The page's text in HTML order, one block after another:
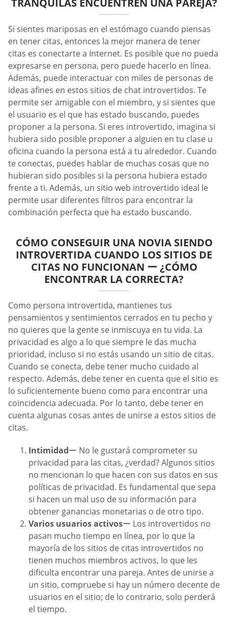
TRANQUILAS ENCUENTREN UNA PAREJA?
Si sientes mariposas en el estómago cuando piensas
en tener citas, entonces la mejor manera de tener
citas es conectarte a Internet. Es posible que no pueda
expresarse en persona, pero puede hacerlo en línea.
Además, puede interactuar con miles de personas de
ideas afines en estos sitios de chat introvertidos. Te
permite ser amigable con el miembro, y si sientes que
el usuario es el que has estado buscando, puedes
proponer a la persona. Si eres introvertido, imagina si
hubiera sido posible proponer a alguien en tu clase u
oficina cuando la persona está a tu alrededor. Cuando
te conectas, puedes hablar de muchas cosas que no
hubieran sido posibles si la persona hubiera estado
frente a ti. Además, un sitio web introvertido ideal le
permite usar diferentes filtros para encontrar la
combinación perfecta que ha estado buscando.
CÓMO CONSEGUIR UNA NOVIA SIENDO
INTROVERTIDA CUANDO LOS SITIOS DE
CITAS NO FUNCIONAN ー ¿CÓMO
ENCONTRAR LA CORRECTA?
Como persona introvertida, mantienes tus
pensamientos y sentimientos cerrados en tu pecho y
no quieres que la gente se inmiscuya en tu vida. La
privacidad es algo a lo que siempre le das mucha
prioridad, incluso si no estás usando un sitio de citas.
Cuando se conecta, debe tener mucho cuidado al
respecto. Además, debe tener en cuenta que el sitio es
lo suficientemente bueno como para encontrar una
coincidencia adecuada. Por lo tanto, debe tener en
cuenta algunas cosas antes de unirse a estos sitios de
citas.
Intimidadー No le gustará comprometer su
privacidad para las citas, ¿verdad? Algunos sitios
no mencionan lo que hacen con sus datos en sus
políticas de privacidad. Es fundamental que sepa
si hacen un mal uso de su información para
obtener ganancias monetarias o de otro tipo.
Varios usuarios activosー Los introvertidos no
pasan mucho tiempo en línea, por lo que la
mayoría de los sitios de citas introvertidos no
tienen muchos miembros activos, lo que les
dificulta encontrar una pareja. Antes de unirse a
un sitio, compruebe si hay un número decente de
usuarios en el sitio; de lo contrario, solo perderá
el tiempo.